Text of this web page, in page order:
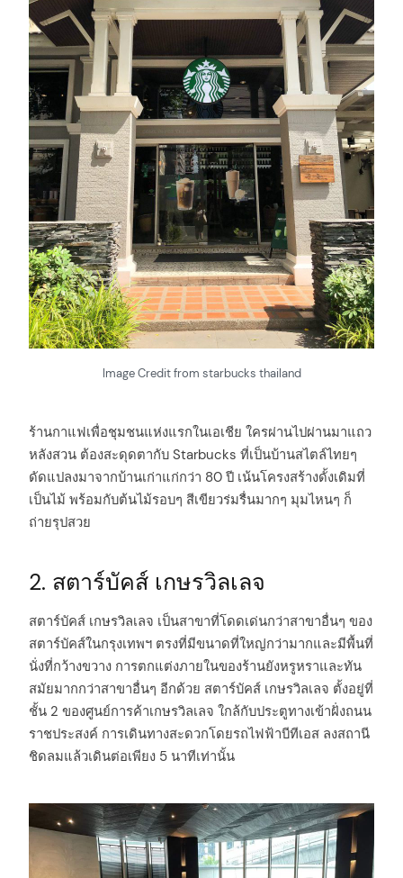
Image Credit from starbucks thailand
ร้านกาแฟเพื่อชุมชนแห่งแรกในเอเชีย ใครผ่านไปผ่านมาแถว
หลังสวน ต้องสะดุดตากับ Starbucks ที่เป็นบ้านสไตล์ไทยๆ
ดัดแปลงมาจากบ้านเก่าแก่กว่า 80 ปี เน้นโครงสร้างดั้งเดิมที่
เป็นไม้ พร้อมกับต้นไม้รอบๆ สีเขียวร่มรื่นมากๆ มุมไหนๆ ก็
ถ่ายรุปสวย
2. สตาร์บัคส์ เกษรวิลเลจ
สตาร์บัคส์ เกษรวิลเลจ เป็นสาขาที่โดดเด่นกว่าสาขาอื่นๆ ของ
สตาร์บัคส์ในกรุงเทพฯ ตรงที่มีขนาดที่ใหญ่กว่ามากและมีพื้นที่
นั่งที่กว้างขวาง การตกแต่งภายในของร้านยังหรูหราและทัน
สมัยมากกว่าสาขาอื่นๆ อีกด้วย สตาร์บัคส์ เกษรวิลเลจ ตั้งอยู่ที่
ชั้น 2 ของศูนย์การค้าเกษรวิลเลจ ใกล้กับประตูทางเข้าฝั่งถนน
ราชประสงค์ การเดินทางสะดวกโดยรถไฟฟ้าบีทีเอส ลงสถานี
ชิดลมแล้วเดินต่อเพียง 5 นาทีเท่านั้น